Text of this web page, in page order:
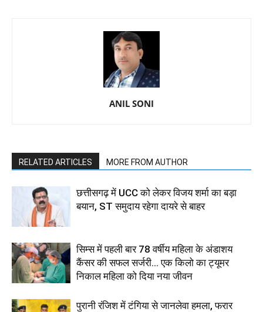
ANIL SONI
RELATED ARTICLES MORE FROM AUTHOR
छत्तीसगढ़ में UCC को लेकर विजय शर्मा का बड़ा
बयान, ST समुदाय रहेगा दायरे से बाहर
सिम्स में पहली बार 78 वर्षीय महिला के अंडाशय
कैंसर की सफल सर्जरी... एक किलो का ट्यूमर
निकाल महिला को दिया नया जीवन
पुरानी रंजिश में टंगिया से जानलेवा हमला, फरार